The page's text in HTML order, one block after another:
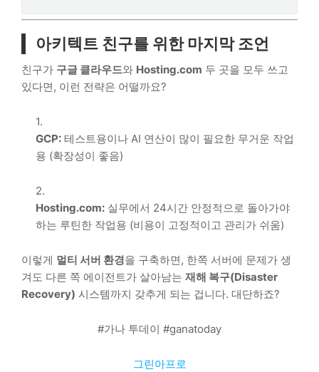
아키텍트 친구를 위한 마지막 조언
친구가 구글 클라우드와 Hosting.com 두 곳을 모두 쓰고
있다면, 이런 전략은 어떨까요?
GCP: 테스트용이나 AI 연산이 많이 필요한 무거운 작업
용 (확장성이 좋음)
Hosting.com: 실무에서 24시간 안정적으로 돌아가야
하는 루틴한 작업용 (비용이 고정적이고 관리가 쉬움)
이렇게 멀티 서버 환경을 구축하면, 한쪽 서버에 문제가 생
겨도 다른 쪽 에이전트가 살아남는 재해 복구(Disaster
Recovery) 시스템까지 갖추게 되는 겁니다. 대단하죠?
#가나 투데이 #ganatoday
그린아프로